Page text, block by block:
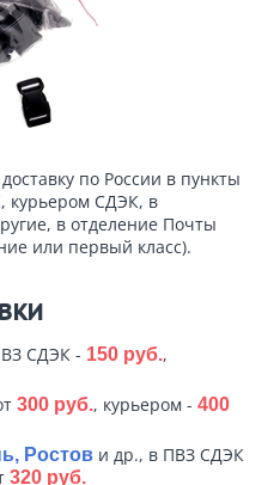
по России в пункты
курьером СДЭК, в
в отделение Почты
или первый класс).
СДЭК - 150 руб.,
300 руб., курьером - 400
Ростов и др., в ПВЗ СДЭК
320 руб.